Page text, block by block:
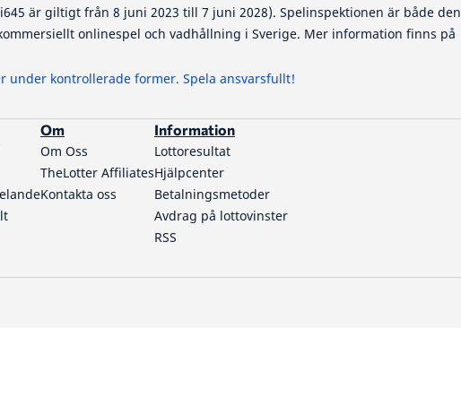
är giltigt från 8 juni 2023 till 7 juni 2028). Spelinspektionen är både den
onlinespel och vadhållning i Sverige. Mer information finns på
under kontrollerade former. Spela ansvarsfullt!
Om
Om Oss
TheLotter Affiliates
Kontakta oss
Information
Lottoresultat
Hjälpcenter
Betalningsmetoder
Avdrag på lottovinster
RSS